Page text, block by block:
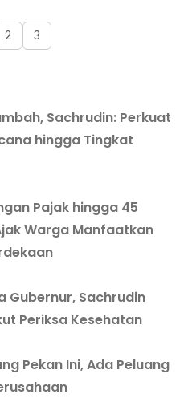
2 3
Sachrudin: Perkuat
hingga Tingkat
Pajak hingga 45
Warga Manfaatkan
Gubernur, Sachrudin
Periksa Kesehatan
Pekan Ini, Ada Peluang